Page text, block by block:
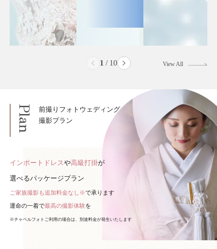
2 / 10 View All
Plan
前撮りフォトウェディング
撮影プラン
インポートドレスや高級打掛が
選べるパッケージプラン
ご家族撮影も追加料金なし※で承ります
運命の一着で最高の撮影体験を
※チャペルフォトご利用の場合は、別途料金が発生いたします